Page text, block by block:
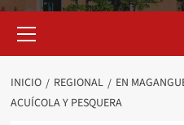
primario
INICIO REGIONAL
EN
ACUÍCOLA Y PESQUERA